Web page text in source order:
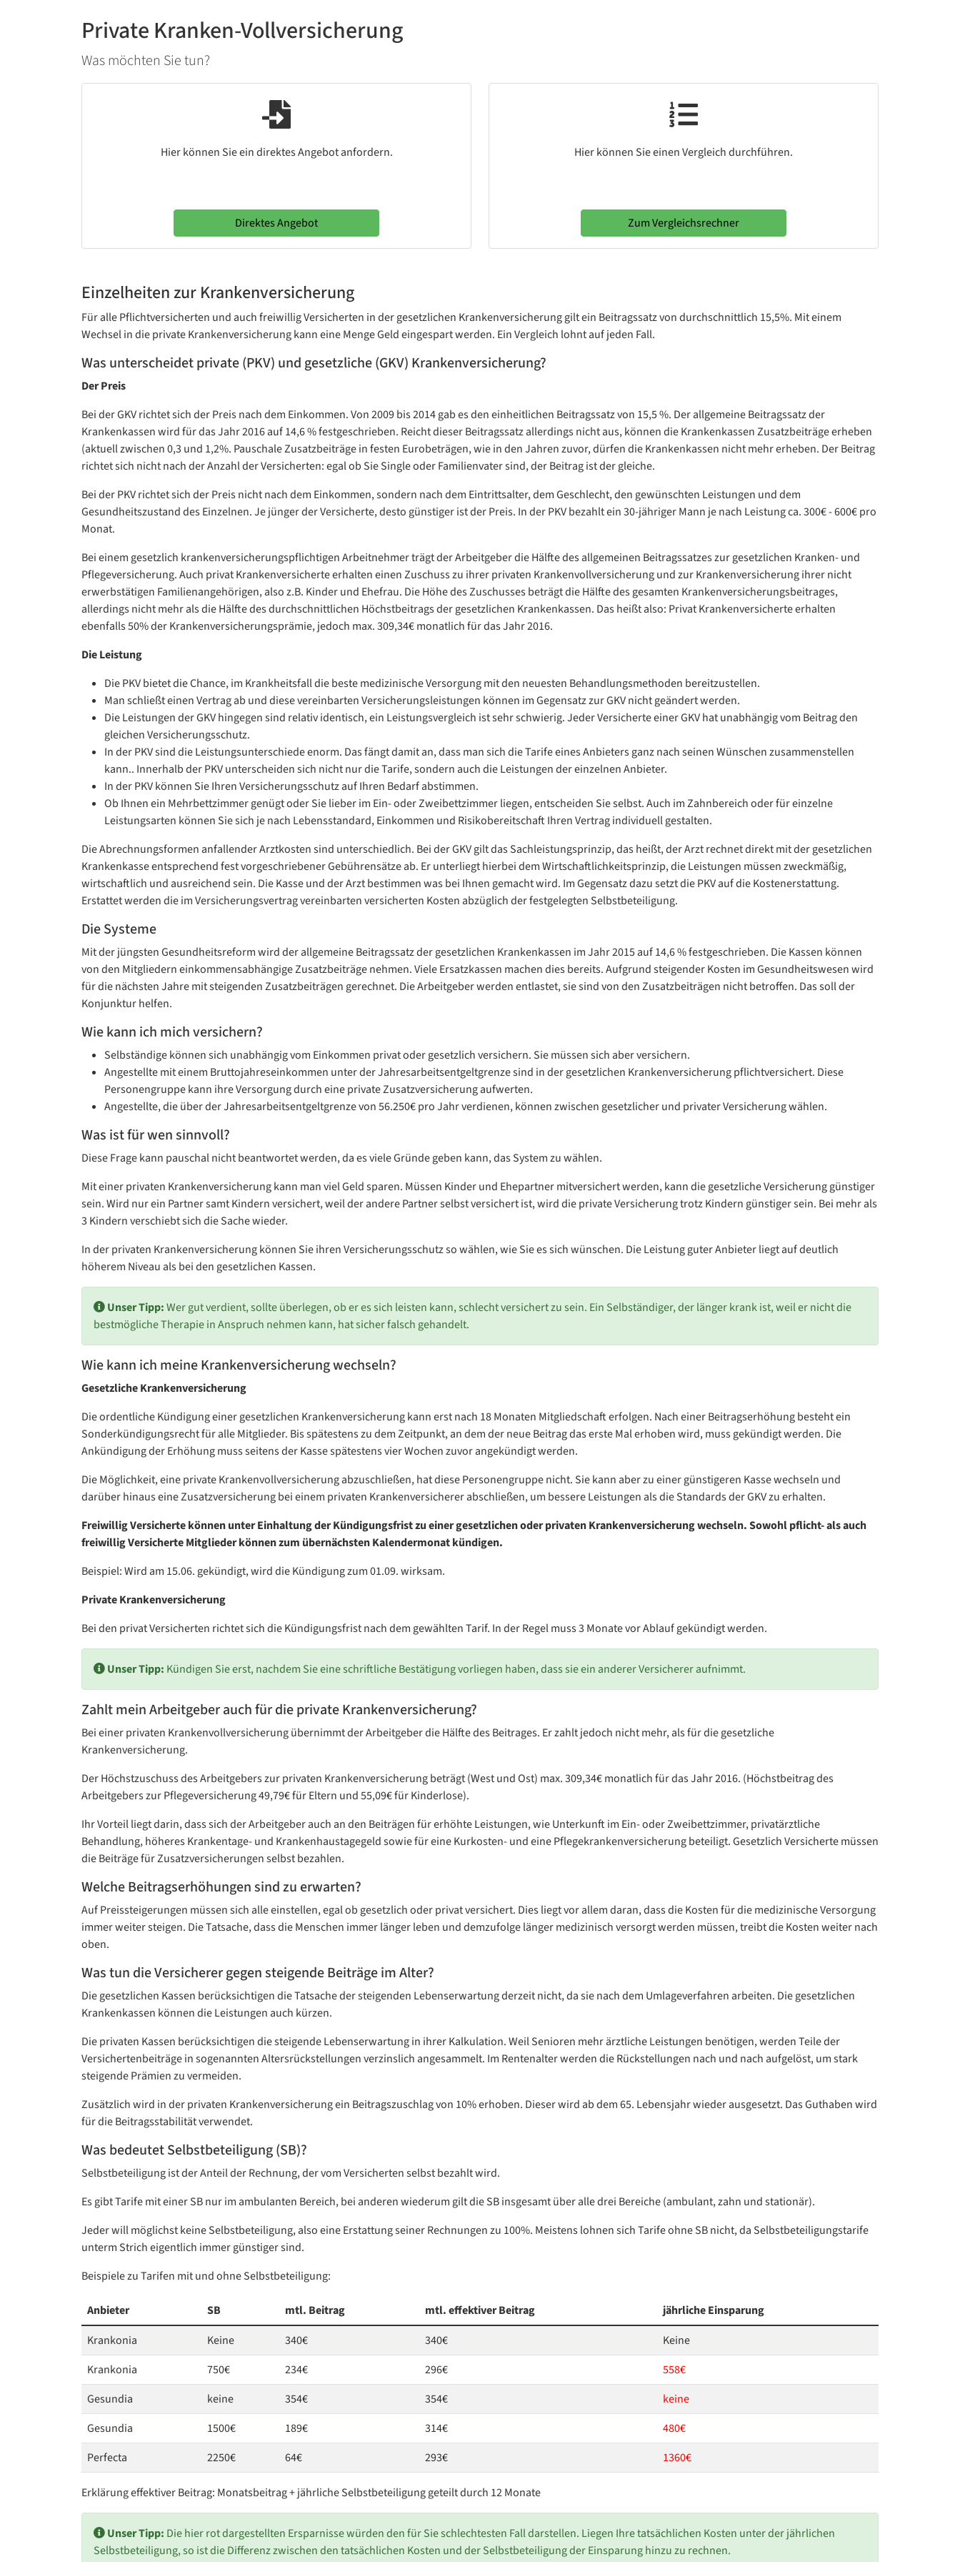
Private Kranken-Vollversicherung
Was möchten Sie tun?
Hier können Sie ein direktes Angebot anfordern.
Direktes Angebot
Hier können Sie einen Vergleich durchführen.
Zum Vergleichsrechner
Einzelheiten zur Krankenversicherung
Für alle Pflichtversicherten und auch freiwillig Versicherten in der gesetzlichen Krankenversicherung gilt ein Beitragssatz von durchschnittlich 15,5%. Mit einem
Wechsel in die private Krankenversicherung kann eine Menge Geld eingespart werden. Ein Vergleich lohnt auf jeden Fall.
Was unterscheidet private (PKV) und gesetzliche (GKV) Krankenversicherung?
Der Preis
Bei der GKV richtet sich der Preis nach dem Einkommen. Von 2009 bis 2014 gab es den einheitlichen Beitragssatz von 15,5 %. Der allgemeine Beitragssatz der
Krankenkassen wird für das Jahr 2016 auf 14,6 % festgeschrieben. Reicht dieser Beitragssatz allerdings nicht aus, können die Krankenkassen Zusatzbeiträge erheben
(aktuell zwischen 0,3 und 1,2%. Pauschale Zusatzbeiträge in festen Eurobeträgen, wie in den Jahren zuvor, dürfen die Krankenkassen nicht mehr erheben. Der Beitrag
richtet sich nicht nach der Anzahl der Versicherten: egal ob Sie Single oder Familienvater sind, der Beitrag ist der gleiche.
Bei der PKV richtet sich der Preis nicht nach dem Einkommen, sondern nach dem Eintrittsalter, dem Geschlecht, den gewünschten Leistungen und dem
Gesundheitszustand des Einzelnen. Je jünger der Versicherte, desto günstiger ist der Preis. In der PKV bezahlt ein 30-jähriger Mann je nach Leistung ca. 300€ - 600€ pro
Monat.
Bei einem gesetzlich krankenversicherungspflichtigen Arbeitnehmer trägt der Arbeitgeber die Hälfte des allgemeinen Beitragssatzes zur gesetzlichen Kranken- und
Pflegeversicherung. Auch privat Krankenversicherte erhalten einen Zuschuss zu ihrer privaten Krankenvollversicherung und zur Krankenversicherung ihrer nicht
erwerbstätigen Familienangehörigen, also z.B. Kinder und Ehefrau. Die Höhe des Zuschusses beträgt die Hälfte des gesamten Krankenversicherungsbeitrages,
allerdings nicht mehr als die Hälfte des durchschnittlichen Höchstbeitrags der gesetzlichen Krankenkassen. Das heißt also: Privat Krankenversicherte erhalten
ebenfalls 50% der Krankenversicherungsprämie, jedoch max. 309,34€ monatlich für das Jahr 2016.
Die Leistung
Die PKV bietet die Chance, im Krankheitsfall die beste medizinische Versorgung mit den neuesten Behandlungsmethoden bereitzustellen.
Man schließt einen Vertrag ab und diese vereinbarten Versicherungsleistungen können im Gegensatz zur GKV nicht geändert werden.
Die Leistungen der GKV hingegen sind relativ identisch, ein Leistungsvergleich ist sehr schwierig. Jeder Versicherte einer GKV hat unabhängig vom Beitrag den
gleichen Versicherungsschutz.
In der PKV sind die Leistungsunterschiede enorm. Das fängt damit an, dass man sich die Tarife eines Anbieters ganz nach seinen Wünschen zusammenstellen
kann.. Innerhalb der PKV unterscheiden sich nicht nur die Tarife, sondern auch die Leistungen der einzelnen Anbieter.
In der PKV können Sie Ihren Versicherungsschutz auf Ihren Bedarf abstimmen.
Ob Ihnen ein Mehrbettzimmer genügt oder Sie lieber im Ein- oder Zweibettzimmer liegen, entscheiden Sie selbst. Auch im Zahnbereich oder für einzelne
Leistungsarten können Sie sich je nach Lebensstandard, Einkommen und Risikobereitschaft Ihren Vertrag individuell gestalten.
Die Abrechnungsformen anfallender Arztkosten sind unterschiedlich. Bei der GKV gilt das Sachleistungsprinzip, das heißt, der Arzt rechnet direkt mit der gesetzlichen
Krankenkasse entsprechend fest vorgeschriebener Gebührensätze ab. Er unterliegt hierbei dem Wirtschaftlichkeitsprinzip, die Leistungen müssen zweckmäßig,
wirtschaftlich und ausreichend sein. Die Kasse und der Arzt bestimmen was bei Ihnen gemacht wird. Im Gegensatz dazu setzt die PKV auf die Kostenerstattung.
Erstattet werden die im Versicherungsvertrag vereinbarten versicherten Kosten abzüglich der festgelegten Selbstbeteiligung.
Die Systeme
Mit der jüngsten Gesundheitsreform wird der allgemeine Beitragssatz der gesetzlichen Krankenkassen im Jahr 2015 auf 14,6 % festgeschrieben. Die Kassen können
von den Mitgliedern einkommensabhängige Zusatzbeiträge nehmen. Viele Ersatzkassen machen dies bereits. Aufgrund steigender Kosten im Gesundheitswesen wird
für die nächsten Jahre mit steigenden Zusatzbeiträgen gerechnet. Die Arbeitgeber werden entlastet, sie sind von den Zusatzbeiträgen nicht betroffen. Das soll der
Konjunktur helfen.
Wie kann ich mich versichern?
Selbständige können sich unabhängig vom Einkommen privat oder gesetzlich versichern. Sie müssen sich aber versichern.
Angestellte mit einem Bruttojahreseinkommen unter der Jahresarbeitsentgeltgrenze sind in der gesetzlichen Krankenversicherung pflichtversichert. Diese
Personengruppe kann ihre Versorgung durch eine private Zusatzversicherung aufwerten.
Angestellte, die über der Jahresarbeitsentgeltgrenze von 56.250€ pro Jahr verdienen, können zwischen gesetzlicher und privater Versicherung wählen.
Was ist für wen sinnvoll?
Diese Frage kann pauschal nicht beantwortet werden, da es viele Gründe geben kann, das System zu wählen.
Mit einer privaten Krankenversicherung kann man viel Geld sparen. Müssen Kinder und Ehepartner mitversichert werden, kann die gesetzliche Versicherung günstiger
sein. Wird nur ein Partner samt Kindern versichert, weil der andere Partner selbst versichert ist, wird die private Versicherung trotz Kindern günstiger sein. Bei mehr als
3 Kindern verschiebt sich die Sache wieder.
In der privaten Krankenversicherung können Sie ihren Versicherungsschutz so wählen, wie Sie es sich wünschen. Die Leistung guter Anbieter liegt auf deutlich
höherem Niveau als bei den gesetzlichen Kassen.
Unser Tipp:Wer gut verdient, sollte überlegen, ob er es sich leisten kann, schlecht versichert zu sein. Ein Selbständiger, der länger krank ist, weil er nicht die
bestmögliche Therapie in Anspruch nehmen kann, hat sicher falsch gehandelt.
Wie kann ich meine Krankenversicherung wechseln?
Gesetzliche Krankenversicherung
Die ordentliche Kündigung einer gesetzlichen Krankenversicherung kann erst nach 18 Monaten Mitgliedschaft erfolgen. Nach einer Beitragserhöhung besteht ein
Sonderkündigungsrecht für alle Mitglieder. Bis spätestens zu dem Zeitpunkt, an dem der neue Beitrag das erste Mal erhoben wird, muss gekündigt werden. Die
Ankündigung der Erhöhung muss seitens der Kasse spätestens vier Wochen zuvor angekündigt werden.
Die Möglichkeit, eine private Krankenvollversicherung abzuschließen, hat diese Personengruppe nicht. Sie kann aber zu einer günstigeren Kasse wechseln und
darüber hinaus eine Zusatzversicherung bei einem privaten Krankenversicherer abschließen, um bessere Leistungen als die Standards der GKV zu erhalten.
Freiwillig Versicherte können unter Einhaltung der Kündigungsfrist zu einer gesetzlichen oder privaten Krankenversicherung wechseln. Sowohl pflicht- als auch
freiwillig Versicherte Mitglieder können zum übernächsten Kalendermonat kündigen.
Beispiel: Wird am 15.06. gekündigt, wird die Kündigung zum 01.09. wirksam.
Private Krankenversicherung
Bei den privat Versicherten richtet sich die Kündigungsfrist nach dem gewählten Tarif. In der Regel muss 3 Monate vor Ablauf gekündigt werden.
Unser Tipp: Kündigen Sie erst, nachdem Sie eine schriftliche Bestätigung vorliegen haben, dass sie ein anderer Versicherer aufnimmt.
Zahlt mein Arbeitgeber auch für die private Krankenversicherung?
Bei einer privaten Krankenvollversicherung übernimmt der Arbeitgeber die Hälfte des Beitrages. Er zahlt jedoch nicht mehr, als für die gesetzliche
Krankenversicherung.
Der Höchstzuschuss des Arbeitgebers zur privaten Krankenversicherung beträgt (West und Ost) max. 309,34€ monatlich für das Jahr 2016. (Höchstbeitrag des
Arbeitgebers zur Pflegeversicherung 49,79€ für Eltern und 55,09€ für Kinderlose).
Ihr Vorteil liegt darin, dass sich der Arbeitgeber auch an den Beiträgen für erhöhte Leistungen, wie Unterkunft im Ein- oder Zweibettzimmer, privatärztliche
Behandlung, höheres Krankentage- und Krankenhaustagegeld sowie für eine Kurkosten- und eine Pflegekrankenversicherung beteiligt. Gesetzlich Versicherte müssen
die Beiträge für Zusatzversicherungen selbst bezahlen.
Welche Beitragserhöhungen sind zu erwarten?
Auf Preissteigerungen müssen sich alle einstellen, egal ob gesetzlich oder privat versichert. Dies liegt vor allem daran, dass die Kosten für die medizinische Versorgung
immer weiter steigen. Die Tatsache, dass die Menschen immer länger leben und demzufolge länger medizinisch versorgt werden müssen, treibt die Kosten weiter nach
oben.
Was tun die Versicherer gegen steigende Beiträge im Alter?
Die gesetzlichen Kassen berücksichtigen die Tatsache der steigenden Lebenserwartung derzeit nicht, da sie nach dem Umlageverfahren arbeiten. Die gesetzlichen
Krankenkassen können die Leistungen auch kürzen.
Die privaten Kassen berücksichtigen die steigende Lebenserwartung in ihrer Kalkulation. Weil Senioren mehr ärztliche Leistungen benötigen, werden Teile der
Versichertenbeiträge in sogenannten Altersrückstellungen verzinslich angesammelt. Im Rentenalter werden die Rückstellungen nach und nach aufgelöst, um stark
steigende Prämien zu vermeiden.
Zusätzlich wird in der privaten Krankenversicherung ein Beitragszuschlag von 10% erhoben. Dieser wird ab dem 65. Lebensjahr wieder ausgesetzt. Das Guthaben wird
für die Beitragsstabilität verwendet.
Was bedeutet Selbstbeteiligung (SB)?
Selbstbeteiligung ist der Anteil der Rechnung, der vom Versicherten selbst bezahlt wird.
Es gibt Tarife mit einer SB nur im ambulanten Bereich, bei anderen wiederum gilt die SB insgesamt über alle drei Bereiche (ambulant, zahn und stationär).
Jeder will möglichst keine Selbstbeteiligung, also eine Erstattung seiner Rechnungen zu 100%. Meistens lohnen sich Tarife ohne SB nicht, da Selbstbeteiligungstarife
unterm Strich eigentlich immer günstiger sind.
Beispiele zu Tarifen mit und ohne Selbstbeteiligung:
Anbieter SB mtl. Beitrag mtl. effektiver Beitrag
jährliche Einsparung
Krankonia
Keine 340€ 340€
Keine
Krankonia
750€ 234€ 296€
558€
Gesundia
keine 354€ 354€
keine
Gesundia
1500€ 189€ 314€
480€
Perfecta
2250€ 64€ 293€ 1360€
Erklärung effektiver Beitrag: Monatsbeitrag + jährliche Selbstbeteiligung geteilt durch 12 Monate
Unser Tipp: Die hier rot dargestellten Ersparnisse würden den für Sie schlechtesten Fall darstellen. Liegen Ihre tatsächlichen Kosten unter der jährlichen
Selbstbeteiligung, so ist die Differenz zwischen den tatsächlichen Kosten und der Selbstbeteiligung der Einsparung hinzu zu rechnen.